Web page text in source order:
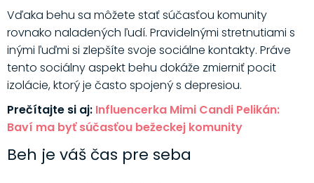
Vďaka behu sa môžete stať súčasťou komunity
rovnako naladených ľudí. Pravidelnými stretnutiami s
inými ľuďmi si zlepšíte svoje sociálne kontakty. Práve
tento sociálny aspekt behu dokáže zmierniť pocit
izolácie, ktorý je často spojený s depresiou.
Prečítajte si aj: Influencerka Mimi Candi Pelikán:
Baví ma byť súčasťou bežeckej komunity
Beh je váš čas pre seba